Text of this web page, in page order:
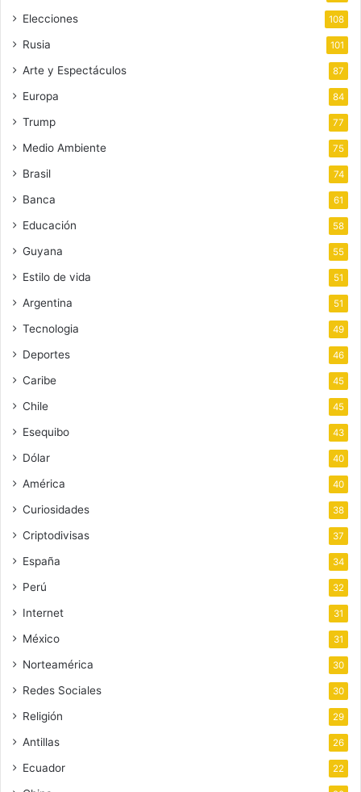
Elecciones 108
Rusia 101
Arte y Espectáculos 87
Europa 84
Trump 77
Medio Ambiente 75
Brasil 74
Banca 61
Educación 58
Guyana 55
Estilo de vida 51
Argentina 51
Tecnologia 49
Deportes 46
Caribe 45
Chile 45
Esequibo 43
Dólar 40
América 40
Curiosidades 38
Criptodivisas 37
España 34
Perú 32
Internet 31
México 31
Norteamérica 30
Redes Sociales 30
Religión 29
Antillas 26
Ecuador 22